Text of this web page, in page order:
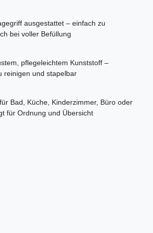
ausgestattet – einfach zu
bei voller Befüllung
pflegeleichtem Kunststoff –
reinigen und stapelbar
Bad, Küche, Kinderzimmer, Büro oder
für Ordnung und Übersicht